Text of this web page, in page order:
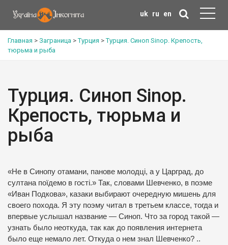
uk ru en
Главная > Заграница >Турция >Турция. Синоп Sinop. Крепость,
тюрьма и рыба
Турция. Синоп Sinop.
Крепость, тюрьма и
рыба
«Не в Синопу отамани, панове молодці, а у Царград, до
султана поїдемо в гості.» Так, словами Шевченко, в поэме
«Иван Подкова», казаки выбирают очередную мишень для
своего похода. Я эту поэму читал в третьем классе, тогда и
впервые услышал название — Синоп. Что за город такой —
узнать было неоткуда, так как до появления интернета
было еще немало лет. Откуда о нем знал Шевченко? ..